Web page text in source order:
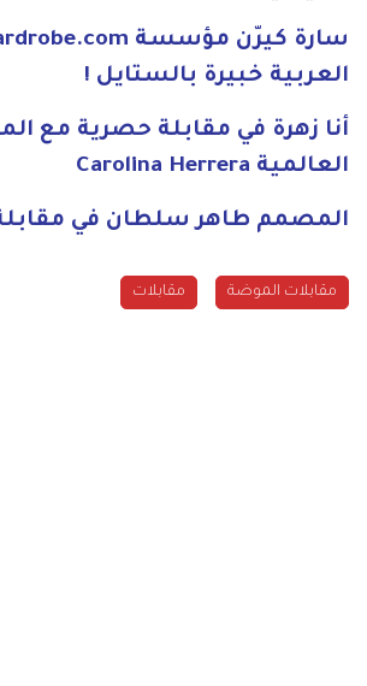
العربية خبيرة بالستايل !
أنا زهرة في مقابلة حصرية مع
العالمية Carolina Herrera
المصمم طاهر سلطان في
مقابلات الموضة مقابلات